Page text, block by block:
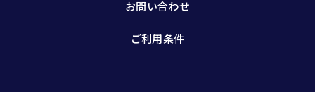
お問い合わせ
ご利用条件